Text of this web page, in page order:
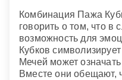
Комбинация Пажа
говорить о том, что в
возможность для
Кубков
Мечей может
Вместе они обещают,